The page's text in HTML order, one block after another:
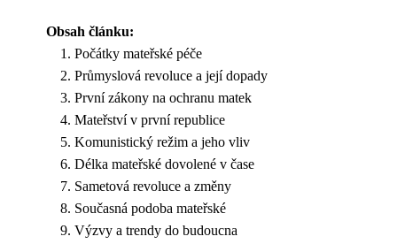
Obsah článku:
Počátky mateřské péče
Průmyslová revoluce a její dopady
První zákony na ochranu matek
Mateřství v první republice
Komunistický režim a jeho vliv
Délka mateřské dovolené v čase
Sametová revoluce a změny
Současná podoba mateřské
Výzvy a trendy do budoucna